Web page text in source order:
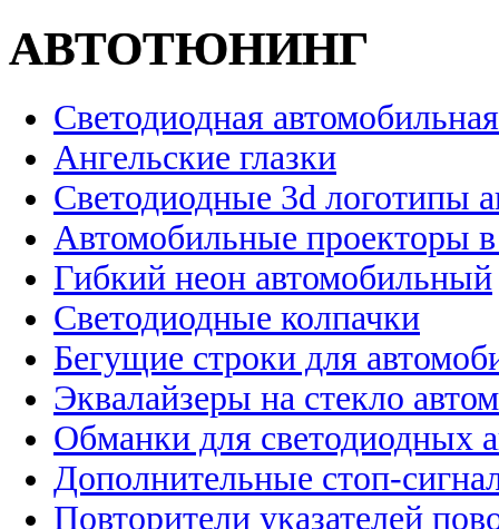
АВТОТЮНИНГ
Светодиодная
Ангельские глазки
Светодиодные 3d логотипы
Автомобильные проекторы
Гибкий неон автомобильный
Светодиодные колпачки
Бегущие строки для
Эквалайзеры на стекло
Обманки для светодиодных
Дополнительные стоп-
Повторители указателей